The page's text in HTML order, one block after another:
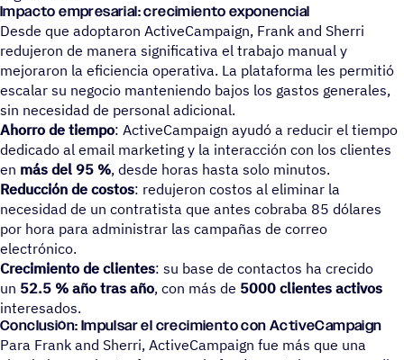
Impacto empresarial: crecimiento exponencial
Desde que adoptaron ActiveCampaign, Frank and Sherri
redujeron de manera significativa el trabajo manual y
mejoraron la eficiencia operativa. La plataforma les permitió
escalar su negocio manteniendo bajos los gastos generales,
sin necesidad de personal adicional.
Ahorro de tiempo: ActiveCampaign ayudó a reducir el tiempo
dedicado al email marketing y la interacción con los clientes
en más del 95 %, desde horas hasta solo minutos.
Reducción de costos: redujeron costos al eliminar la
necesidad de un contratista que antes cobraba 85 dólares
por hora para administrar las campañas de correo
electrónico.
Crecimiento de clientes: su base de contactos ha crecido
un 52.5 % año tras año, con más de 5000 clientes activos
interesados.
Conclusión: Impulsar el crecimiento con ActiveCampaign
Para Frank and Sherri, ActiveCampaign fue más que una